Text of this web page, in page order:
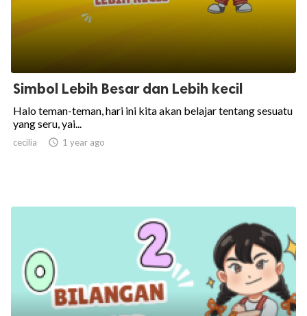
Simbol Lebih Besar dan Lebih kecil
Halo teman-teman, hari ini kita akan belajar tentang sesuatu
yang seru, yai...
cecilia  1 year ago